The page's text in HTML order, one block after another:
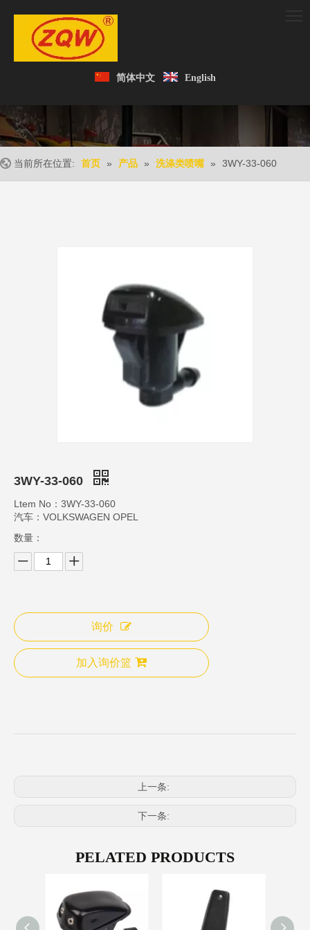
简体中文 English
当前所在位置: 首页 » 产品 » 洗涤类喷嘴 » 3WY-33-060
3WY-33-060
Ltem No：3WY-33-060
汽车：VOLKSWAGEN OPEL
数量：
询价
加入询价篮
上一条:
下一条:
PELATED PRODUCTS